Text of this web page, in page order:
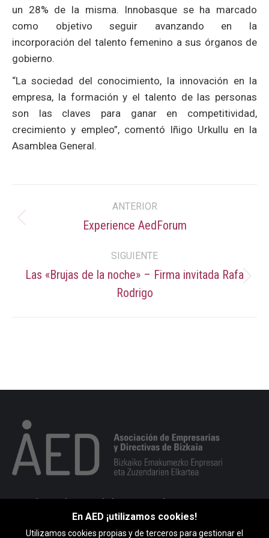
un 28% de la misma. Innobasque se ha marcado
como objetivo seguir avanzando en la
incorporación del talento femenino a sus órganos de
gobierno.
“La sociedad del conocimiento, la innovación en la
empresa, la formación y el talento de las personas
son las claves para ganar en competitividad,
crecimiento y empleo”, comentó Iñigo Urkullu en la
Asamblea General.
entre
publicaciones
ANTERIOR
Publicación
Experience AedForum
SIGUIENTE
siguiente:
Las «Brujas de la noche» – Firma invitada Rafa
Rodrigo
Portuko markesaren kalea 10, 1. esk. 48008 BILBO
946 793 513En AED ¡utilizamos cookies!
Utilizamos cookies propias y de terceros para gestionar el